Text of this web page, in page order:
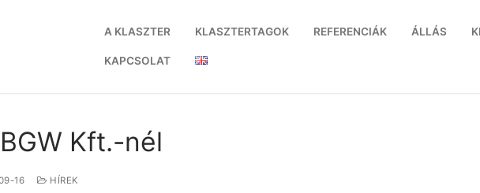
A KLASZTER KLASZTERTAGOK REFERENCIÁK ÁLLÁS
KAPCSOLAT
Kft.-nél
16 HÍREK